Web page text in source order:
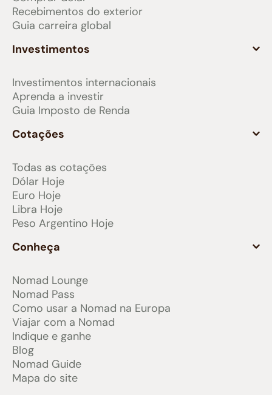
Recebimentos do exterior
Guia carreira global
Investimentos
Investimentos internacionais
Aprenda a investir
Guia Imposto de Renda
Cotações
Todas as cotações
Dólar Hoje
Euro Hoje
Libra Hoje
Peso Argentino Hoje
Conheça
Nomad Lounge
Nomad Pass
Como usar a Nomad na Europa
Viajar com a Nomad
Indique e ganhe
Blog
Nomad Guide
Mapa do site